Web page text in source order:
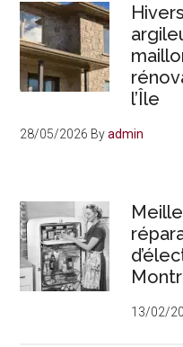
l’Île
28/05/2026 Byadmin
13/02/